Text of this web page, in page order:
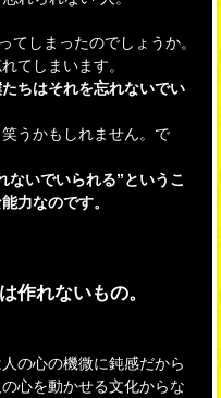
てしまったのでしょうか。
てしまいます。
ちはそれを忘れないでい
うかもしれません。で
ないでいられる”というこ
力なのです。
作れないもの。
の心の機微に鈍感だから
心を動かせる文化からな